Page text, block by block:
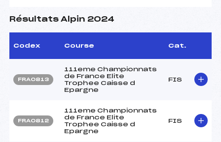
Résultats Alpin 2024
Codex Course Cat.
FRA0813
111eme Championnats
de France Elite
Trophee Caisse d
Epargne
FIS
FRA0812
111eme Championnats
de France Elite
Trophee Caisse d
Epargne
FIS